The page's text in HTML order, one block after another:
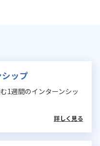
ップ
1週間のインターンシッ
詳しく見る